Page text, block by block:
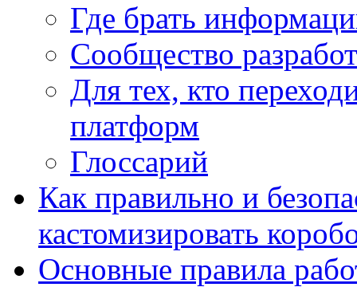
Где брать
Сообщество
Для тех, кто
платформ
Глоссарий
Как правильно и
кастомизировать
Основные правила